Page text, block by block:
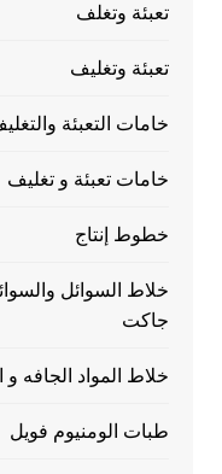
تعبئة وتغلف
تعبئة وتغليف
خامات التعبئة
خامات تعبئة و تغليف
خطوط إنتاج
خلاط السوائل
جاكت
خلاط المواد الجافه و
طبات الومنيوم فويل